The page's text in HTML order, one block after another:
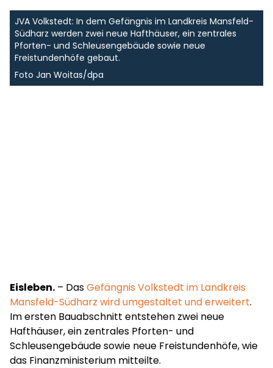
JVA Volkstedt: In dem Gefängnis im Landkreis Mansfeld-
Südharz werden zwei neue Hafthäuser, ein zentrales
Pforten- und Schleusengebäude sowie neue
Freistundenhöfe gebaut.
Foto Jan Woitas/dpa
Eisleben. – DasGefängnis Volkstedt im Landkreis
Mansfeld-Südharz wird umgestaltet und erweitert.
Im ersten Bauabschnitt entstehen zwei neue
Hafthäuser, ein zentrales Pforten- und
Schleusengebäude sowie neue Freistundenhöfe, wie
das Finanzministerium mitteilte.